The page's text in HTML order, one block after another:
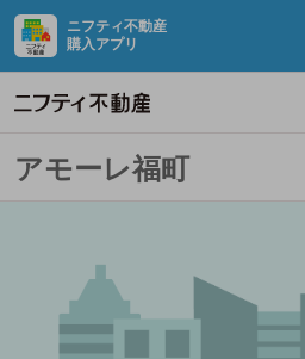
ニフティ不動産
購入アプリ
アモーレ福町